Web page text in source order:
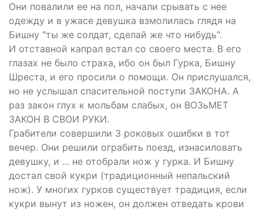
Они повалили ее на пол, начали срывать с нее
одежду и в ужасе девушка взмолилась глядя на
Бишну "ты же солдат, сделай же что нибудь".
И отставной капрал встал со своего места. В его
глазах не было страха, ибо он был Гурка, Бишну
Шреста, и его просили о помощи. Он прислушался,
но не услышал спасительной поступи ЗАКОНА. А
раз закон глух к мольбам слабых, он ВОЗьМЕТ
ЗАКОН В СВОИ РУКИ.
Грабители совершили 3 роковых ошибки в тот
вечер. Они решили ограбить поезд, изнасиловать
девушку, и ... не отобрали нож у гурка. И Бишну
достал свой кукри (традиционный непальский
нож). У многих гурков существует традиция, если
кукри вынут из ножен, он должен отведать крови